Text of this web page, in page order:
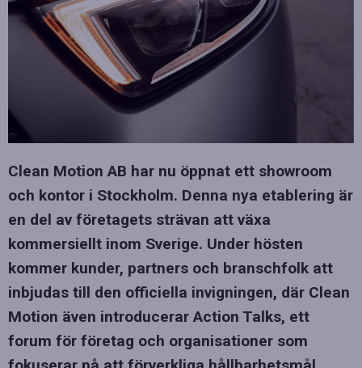
Clean Motion AB har nu öppnat ett showroom
och kontor i Stockholm. Denna nya etablering är
en del av företagets strävan att växa
kommersiellt inom Sverige. Under hösten
kommer kunder, partners och branschfolk att
inbjudas till den officiella invigningen, där Clean
Motion även introducerar Action Talks, ett
forum för företag och organisationer som